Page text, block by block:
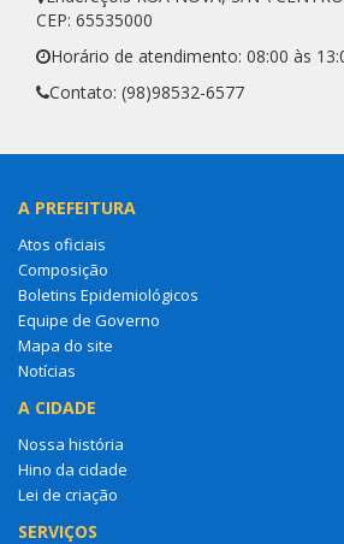
CEP: 65535000
Horário de atendimento: 08:00 às
Contato: (98)98532-6577
A PREFEITURA
Atos oficiais
Composição
Boletins Epidemiológicos
Equipe de Governo
Mapa do site
Notícias
A CIDADE
Nossa história
Hino da cidade
Lei de criação
SERVIÇOS